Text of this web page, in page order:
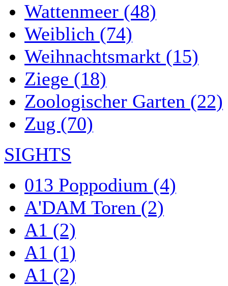
Wattenmeer (48)
Weiblich (74)
Weihnachtsmarkt (15)
Ziege (18)
Zoologischer Garten (22)
Zug (70)
SIGHTS
013 Poppodium (4)
A'DAM Toren (2)
A1 (2)
A1 (1)
A1 (2)